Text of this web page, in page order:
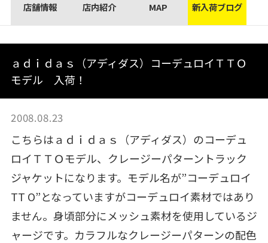
店舗情報 店内紹介 MAP 新入荷ブログ
ａｄｉｄａｓ（アディダス）コーデュロイＴＴＯ
モデル 入荷！
2008.08.23
こちらはａｄｉｄａｓ（アディダス）のコーデュ
ロイＴＴＯモデル、クレージーパターントラック
ジャケットになります。モデル名が”コーデュロイ
TT O”となっていますがコーデュロイ素材ではあり
ません。身頃部分にメッシュ素材を使用しているジ
ャージです。カラフルなクレージーパターンの配色